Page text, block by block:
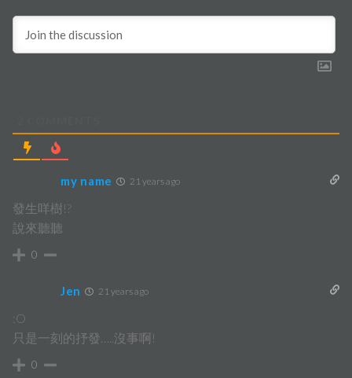
my name 21 years ago
發生咩樹!?
說來聽聽
0
Jen 21 years ago
:O
只是一刻的抒發…..沒事啊!
0